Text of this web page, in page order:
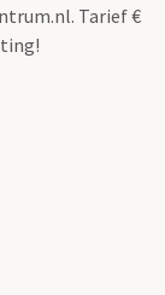
Tarief €